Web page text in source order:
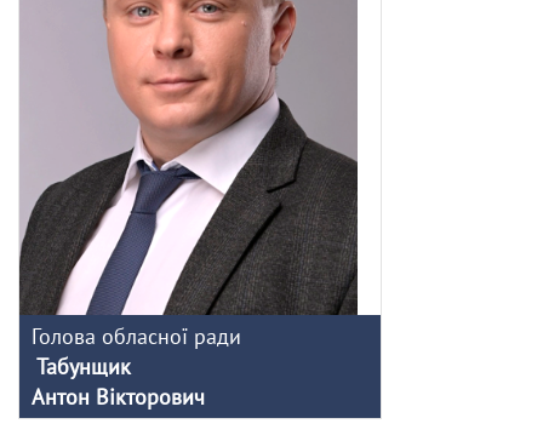
Голова обласної ради
Табунщик
Антон Вікторович